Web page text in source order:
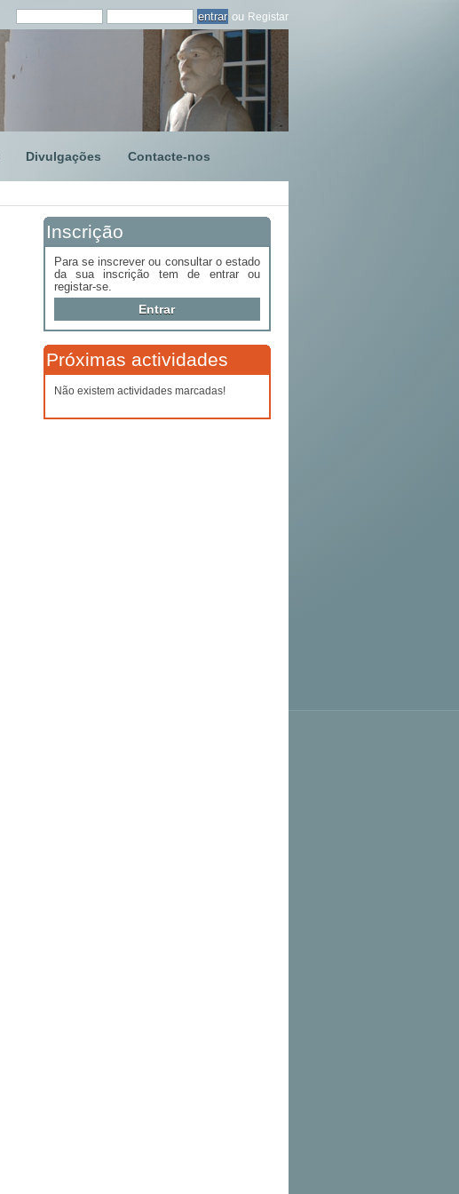
ou Registar
Divulgações Contacte-nos
Inscrição
Para se inscrever ou consultar o estado
da sua inscrição tem de entrar ou
registar-se.
Entrar
Próximas actividades
Não existem actividades marcadas!